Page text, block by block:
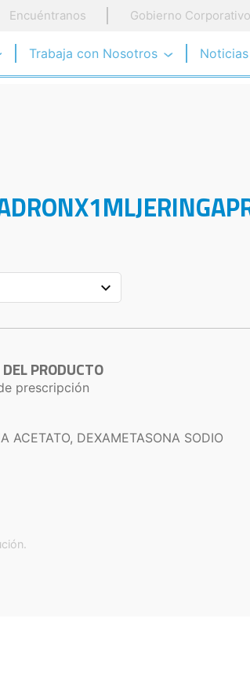
Encuéntranos Gobierno Corporativo
Trabaja con Nosotros Noticias
PRODUCTO
prescripción
ACETATO, DEXAMETASONA SODIO